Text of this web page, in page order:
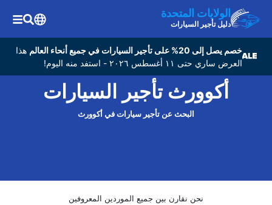
الولايات المتحدة
دليل تأجير السيارات
خصم يصل إلى 20% على تأجير السيارات في جميع أنحاء العالم
هذا
العرض ساري حتى ١١ أغسطس ٢٠٢٦ - استفد منه اليوم!
أكوورث تأجير السيارات
البحث عن تأجير سيارات في أكوورث
نحن نقارن بين جميع الموردين المعروفين